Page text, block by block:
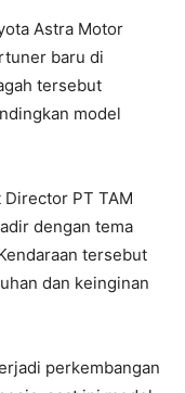
Astra Motor
baru di
tersebut
model
PT TAM
dengan tema
tersebut
dan keinginan
perkembangan